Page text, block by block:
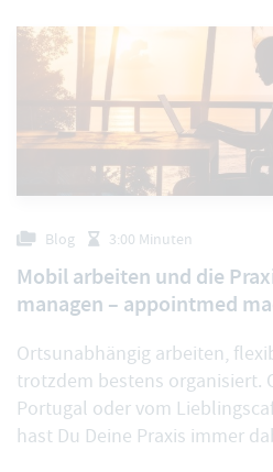
Blog 3:00 Minuten
Mobil arbeiten und die
managen – appointmed
Ortsunabhängig arbeiten,
trotzdem bestens organisiert.
Portugal oder vom
hast Du Deine Praxis immer